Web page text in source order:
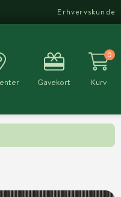
Erhvervskunde
Gavekort
0
Kurv